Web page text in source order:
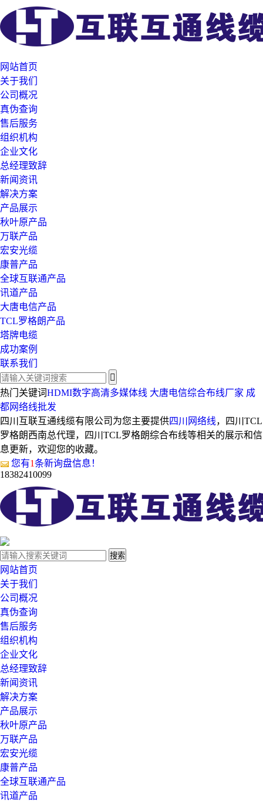
网站首页
关于我们
公司概况
真伪查询
售后服务
组织机构
企业文化
总经理致辞
新闻资讯
解决方案
产品展示
秋叶原产品
万联产品
宏安光缆
康普产品
全球互联通产品
讯道产品
大唐电信产品
TCL罗格朗产品
塔牌电缆
成功案例
联系我们
热门关键词HDMI数字高清多媒体线 大唐电信综合布线厂家 成
都网络线批发
四川互联互通线缆有限公司为您主要提供四川网络线，四川TCL
罗格朗西南总代理，四川TCL罗格朗综合布线等相关的展示和信
息更新，欢迎您的收藏。
您有1条新询盘信息！
18382410099
网站首页
关于我们
公司概况
真伪查询
售后服务
组织机构
企业文化
总经理致辞
新闻资讯
解决方案
产品展示
秋叶原产品
万联产品
宏安光缆
康普产品
全球互联通产品
讯道产品